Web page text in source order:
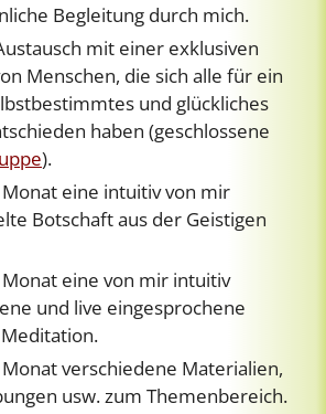
Begleitung durch mich.
mit einer exklusiven
Menschen, die sich alle für ein
und glückliches
haben (geschlossene
).
Monat eine intuitiv von mir
Botschaft aus der Geistigen
Monat eine von mir intuitiv
und live eingesprochene
Monat verschiedene Materialien,
usw. zum Themenbereich.